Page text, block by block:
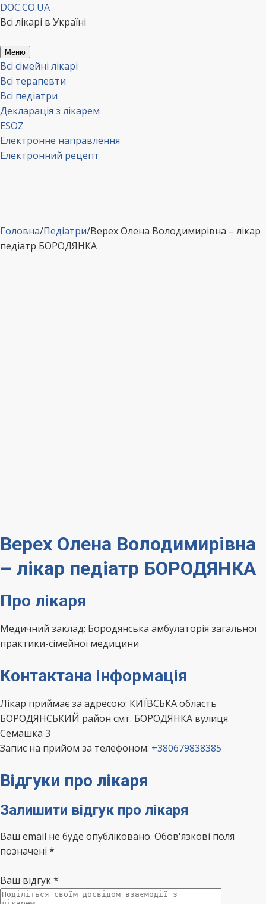
Перейти
до
DOC.CO.UA
Всі лікарі в Україні
Меню
Всі сімейні лікарі
Всі терапевти
Всі педіатри
Декларація з лікарем
ESOZ
Електронне направлення
Електронний рецепт
Головна/Педіатри/Верех Олена Володимирівна – лікар
педіатр БОРОДЯНКА
Верех Олена Володимирівна
– лікар педіатр БОРОДЯНКА
Про лікаря
Медичний заклад: Бородянська амбулаторія загальної
практики-сімейної медицини
Контактана інформація
Лікар приймає за адресою: КИЇВСЬКА область
БОРОДЯНСЬКИЙ район смт. БОРОДЯНКА вулиця
Семашка 3
Запис на прийом за телефоном: +380679838385
Відгуки про лікаря
Залишити відгук про лікаря
Ваш email не буде опубліковано. Обов'язкові поля
позначені *
Ваш відгук*